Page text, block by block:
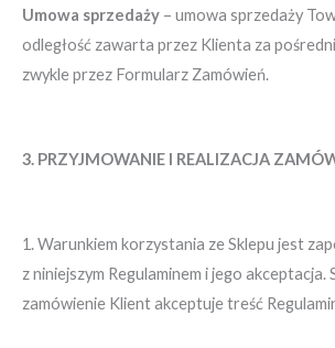
Umowa sprzedaży – umowa sprzedaży
odległość zawarta przez Klienta za
zwykle przez Formularz Zamówień.
3. PRZYJMOWANIE I REALIZACJA
1. Warunkiem korzystania ze Sklepu jest
z niniejszym Regulaminem i jego akceptacja.
zamówienie Klient akceptuje treść